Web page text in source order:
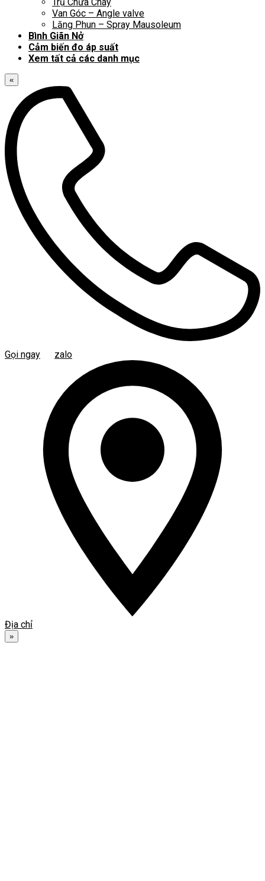
Van Góc – Angle valve
Lăng Phun – Spray Mausoleum
Bình Giãn Nở
Cảm biến đo áp suất
Xem tất cả các danh mục
«
Gọi ngay zalo
Địa chỉ
»